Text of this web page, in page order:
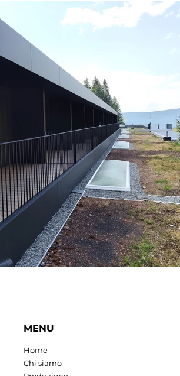
MENU
Home
Chi siamo